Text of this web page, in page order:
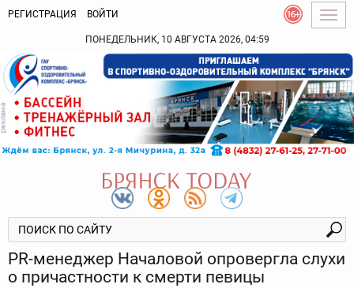
РЕГИСТРАЦИЯ ВОЙТИ
ПОНЕДЕЛЬНИК, 10 АВГУСТА 2026, 04:59
PR-менеджер Началовой опровергла слухи
о причастности к смерти певицы